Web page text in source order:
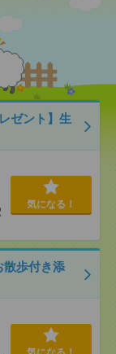
ゼント】生
気になる！
散歩付き添